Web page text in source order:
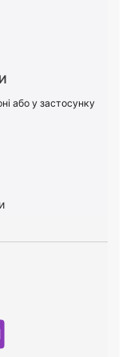
або у застосунку